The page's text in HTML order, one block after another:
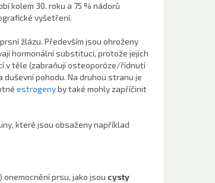
kolem 30. roku a 75 % nádorů
vyšetření.
žlázu. Především jsou ohroženy
hormonální substituci, protože jejich
v těle (zabraňují osteoporóze/řídnutí
pohodu. Na druhou stranu je
estrogeny by také mohly zapříčinit
které jsou obsaženy například
prsu, jako jsou cysty